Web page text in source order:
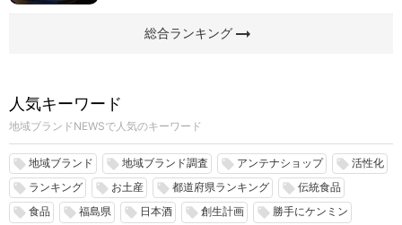
総合ランキングarrow_right_alt
人気キーワード
地域ブランドNEWSで人気のキーワード
local_offer 地域ブランド local_offer 地域ブランド調査 local_offer アンテナショップ local_offer 活性化
local_offer ランキング local_offer お土産 local_offer 都道府県ランキング local_offer 伝統食品
local_offer 食品 local_offer 福島県 local_offer 日本酒 local_offer 創生計画 local_offer 勝手にケンミン